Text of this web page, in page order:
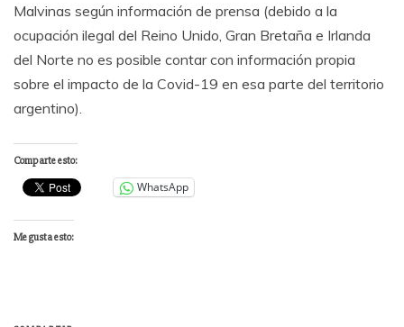
Malvinas según información de prensa (debido a la
ocupación ilegal del Reino Unido, Gran Bretaña e Irlanda
del Norte no es posible contar con información propia
sobre el impacto de la Covid-19 en esa parte del territorio
argentino).
Comparte esto:
WhatsApp
Me gusta esto: